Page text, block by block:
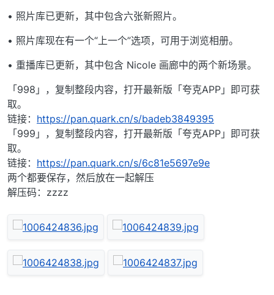
• 照片库已更新，其中包含六张新照片。
• 照片库现在有一个“上一个”选项，可用于浏览相册。
• 重播库已更新，其中包含 Nicole 画廊中的两个新场景。
「998」，复制整段内容，打开最新版「夸克APP」即可获
取。
链接： https://pan.quark.cn/s/badeb3849395
「999」，复制整段内容，打开最新版「夸克APP」即可获
取。
链接： https://pan.quark.cn/s/6c81e5697e9e
两个都要保存，然后放在一起解压
解压码：zzzz